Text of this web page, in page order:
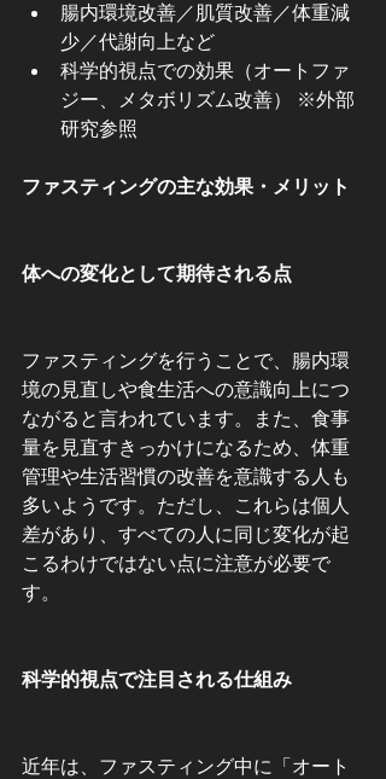
腸内環境改善／肌質改善／体重減
少／代謝向上など
科学的視点での効果（オートファ
ジー、メタボリズム改善） ※外部
研究参照
ファスティングの主な効果・メリット
体への変化として期待される点
ファスティングを行うことで、腸内環
境の見直しや食生活への意識向上につ
ながると言われています。また、食事
量を見直すきっかけになるため、体重
管理や生活習慣の改善を意識する人も
多いようです。ただし、これらは個人
差があり、すべての人に同じ変化が起
こるわけではない点に注意が必要で
す。
科学的視点で注目される仕組み
近年は、ファスティング中に「オート